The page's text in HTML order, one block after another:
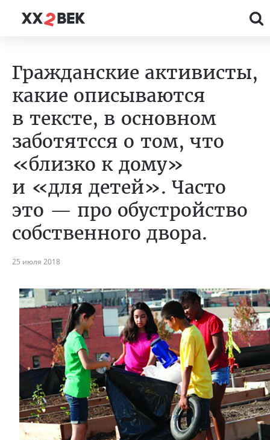
Гражданские активисты,
какие описываются
в тексте, в основном
заботятсся о том, что
«близко к дому»
и «для детей». Часто
это — про обустройство
собственного двора.
25 июля 2018